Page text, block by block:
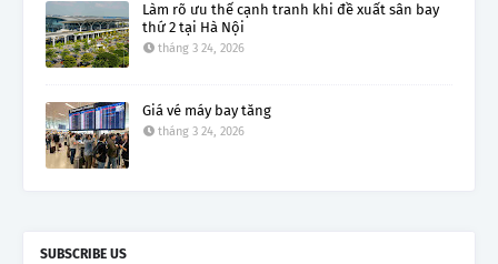
Làm rõ ưu thế cạnh tranh khi đề xuất sân bay
thứ 2 tại Hà Nội
tháng 3 24, 2026
Giá vé máy bay tăng
tháng 3 24, 2026
SUBSCRIBE US